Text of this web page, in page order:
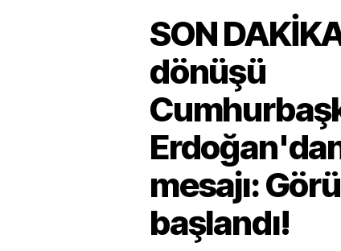
SON
dönüşü
mesajı:
başlandı!